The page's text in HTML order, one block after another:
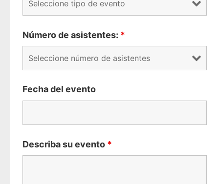
Número de asistentes: *
Fecha del evento
Describa su evento *